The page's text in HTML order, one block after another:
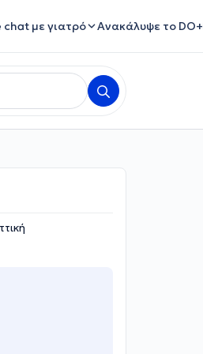
chat με γιατρό Ανακάλυψε το DO+